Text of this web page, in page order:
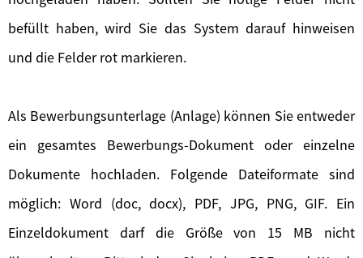
befüllt haben, wird Sie das System darauf hinweisen
und die Felder rot markieren.
Als Bewerbungsunterlage (Anlage) können Sie entweder
ein gesamtes Bewerbungs-Dokument oder einzelne
Dokumente hochladen. Folgende Dateiformate sind
möglich: Word (doc, docx), PDF, JPG, PNG, GIF. Ein
Einzeldokument darf die Größe von 15 MB nicht